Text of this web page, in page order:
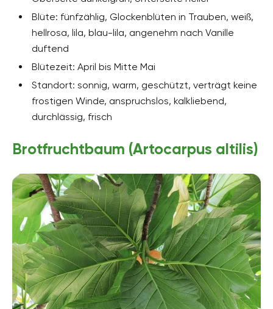
Blüte: fünfzählig, Glockenblüten in Trauben, weiß,
hellrosa, lila, blau-lila, angenehm nach Vanille
duftend
Blütezeit: April bis Mitte Mai
Standort: sonnig, warm, geschützt, verträgt keine
frostigen Winde, anspruchslos, kalkliebend,
durchlässig, frisch
Brotfruchtbaum (Artocarpus altilis)